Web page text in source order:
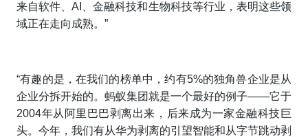
来自软件、AI、金融科技和生物科技等行业，表明这些领
域正在走向成熟。”
“有趣的是，在我们的榜单中，约有5%的独角兽企业是从
企业分拆开始的。蚂蚁集团就是一个最好的例子——它于
2004年从阿里巴巴剥离出来，后来成为一家金融科技巨
头。今年，我们有从华为剥离的引望智能和从字节跳动剥